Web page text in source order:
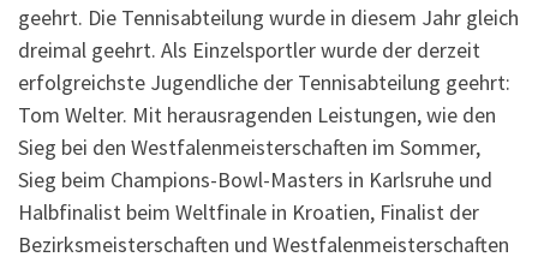
geehrt. Die Tennisabteilung wurde in diesem Jahr gleich
dreimal geehrt. Als Einzelsportler wurde der derzeit
erfolgreichste Jugendliche der Tennisabteilung geehrt:
Tom Welter. Mit herausragenden Leistungen, wie den
Sieg bei den Westfalenmeisterschaften im Sommer,
Sieg beim Champions-Bowl-Masters in Karlsruhe und
Halbfinalist beim Weltfinale in Kroatien, Finalist der
Bezirksmeisterschaften und Westfalenmeisterschaften